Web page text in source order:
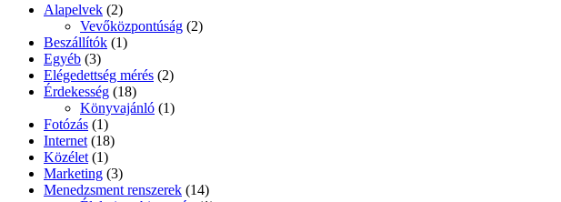
Alapelvek (2)
Vevőközpontúság (2)
Beszállítók (1)
Egyéb (3)
Elégedettség mérés (2)
Érdekesség (18)
Könyvajánló (1)
Fotózás (1)
Internet (18)
Közélet (1)
Marketing (3)
Menedzsment renszerek (14)